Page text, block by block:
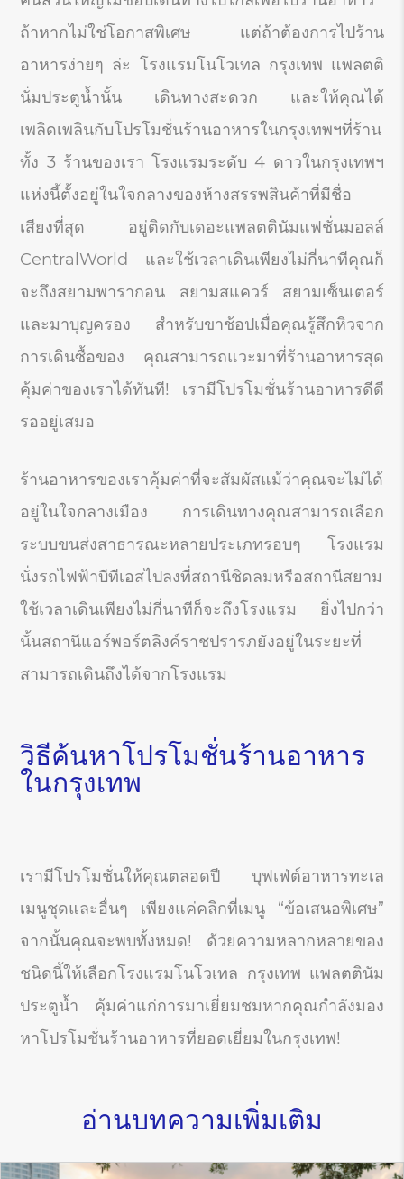
ถ้าหากไม่ใช่โอกาสพิเศษ แต่ถ้าต้องการไปร้าน
อาหารง่ายๆ ล่ะ โรงแรมโนโวเทล กรุงเทพ แพลตติ
นั่มประตูน้ำนั้น เดินทางสะดวก และให้คุณได้
เพลิดเพลินกับโปรโมชั่นร้านอาหารในกรุงเทพฯที่ร้าน
ทั้ง 3 ร้านของเรา โรงแรมระดับ 4 ดาวในกรุงเทพฯ
แห่งนี้ตั้งอยู่ในใจกลางของห้างสรรพสินค้าที่มีชื่อ
เสียงที่สุด อยู่ติดกับเดอะแพลตตินัมแฟชั่นมอลล์
CentralWorld และใช้เวลาเดินเพียงไม่กี่นาทีคุณก็
จะถึงสยามพารากอน สยามสแควร์ สยามเซ็นเตอร์
และมาบุญครอง สำหรับขาช้อปเมื่อคุณรู้สึกหิวจาก
การเดินซื้อของ คุณสามารถแวะมาที่ร้านอาหารสุด
คุ้มค่าของเราได้ทันที! เรามีโปรโมชั่นร้านอาหารดีดี
รออยู่เสมอ
ร้านอาหารของเราคุ้มค่าที่จะสัมผัสแม้ว่าคุณจะไม่ได้
อยู่ในใจกลางเมือง การเดินทางคุณสามารถเลือก
ระบบขนส่งสาธารณะหลายประเภทรอบๆ โรงแรม
นั่งรถไฟฟ้าบีทีเอสไปลงที่สถานีชิดลมหรือสถานีสยาม
ใช้เวลาเดินเพียงไม่กี่นาทีก็จะถึงโรงแรม ยิ่งไปกว่า
นั้นสถานีแอร์พอร์ตลิงค์ราชปรารภยังอยู่ในระยะที่
สามารถเดินถึงได้จากโรงแรม
วิธีค้นหาโปรโมชั่นร้านอาหาร
ในกรุงเทพ
เรามีโปรโมชั่นให้คุณตลอดปี บุฟเฟ่ต์อาหารทะเล
เมนูชุดและอื่นๆ เพียงแค่คลิกที่เมนู “ข้อเสนอพิเศษ”
จากนั้นคุณจะพบทั้งหมด! ด้วยความหลากหลายของ
ชนิดนี้ให้เลือกโรงแรมโนโวเทล กรุงเทพ แพลตตินัม
ประตูน้ำ คุ้มค่าแก่การมาเยี่ยมชมหากคุณกำลังมอง
หาโปรโมชั่นร้านอาหารที่ยอดเยี่ยมในกรุงเทพ!
อ่านบทความเพิ่มเติม